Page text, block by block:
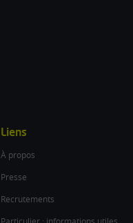
Liens
À propos
Presse
Recrutements